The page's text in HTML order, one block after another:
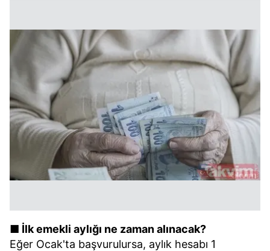
■ İlk emekli aylığı ne zaman alınacak?
Eğer Ocak'ta başvurulursa, aylık hesabı 1